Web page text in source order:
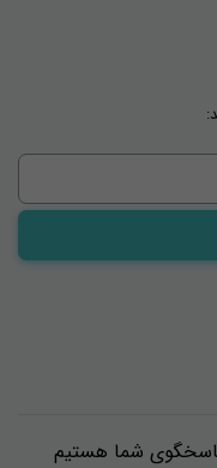
شما هستیم